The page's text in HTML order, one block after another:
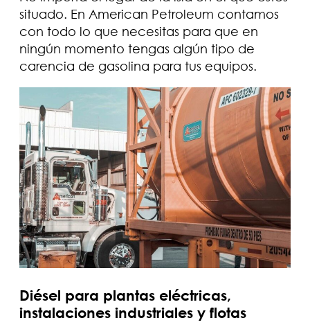
situado. En American Petroleum contamos
con todo lo que necesitas para que en
ningún momento tengas algún tipo de
carencia de gasolina para tus equipos.
Diésel para plantas eléctricas,
instalaciones industriales y flotas